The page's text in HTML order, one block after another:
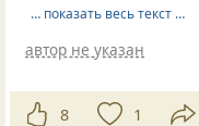
… показать весь текст …
автор не указан
8 1